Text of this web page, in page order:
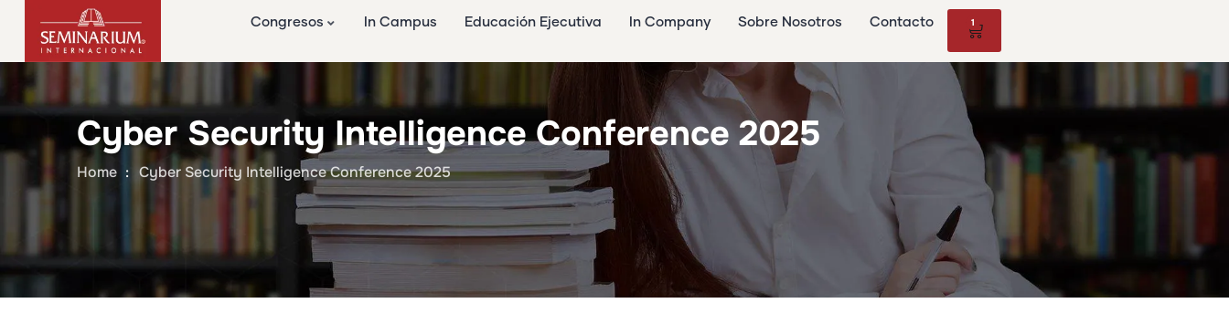
Congresos In Campus Educación Ejecutiva In Company Sobre Nosotros Contacto 1
Cyber Security Intelligence Conference 2025
Home Cyber Security Intelligence Conference 2025